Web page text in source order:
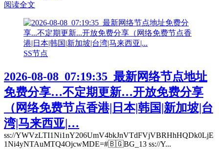
阅读全文
SS节点
2026-08-08_07:19:35_最新网络节点地址
免费分享…不定期更新…开放免费分享
（网络免费节点香港|日本|韩国|新加坡|台
湾|马来西亚|…
ss://YWVzLTI1Ni1nY206UmV4bkJnVTdFVjVBRHhHQDk0LjE
1Ni4yNTAuMTQ4OjcwMDE=#🇧🇬BG_13 ss://Y...